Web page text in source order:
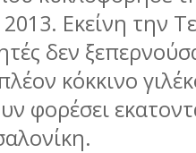
Εκείνη την
δεν
κόκκινο
φορέσει